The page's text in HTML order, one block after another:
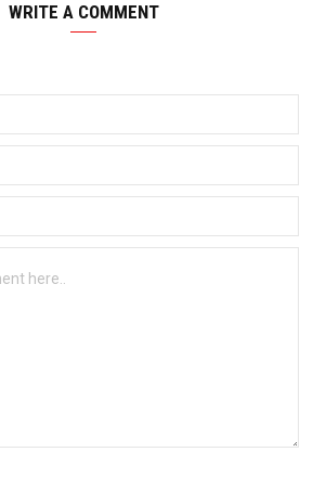
WRITE A COMMENT